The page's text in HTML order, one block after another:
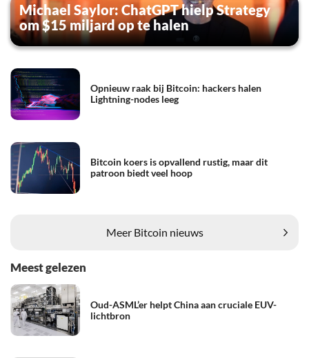
Michael Saylor: ChatGPT hielp Strategy
om $15 miljard op te halen
Opnieuw raak bij Bitcoin: hackers halen
Lightning-nodes leeg
Bitcoin koers is opvallend rustig, maar dit
patroon biedt veel hoop
Meer Bitcoin nieuws
Meest gelezen
Oud-ASML’er helpt China aan cruciale EUV-
lichtbron